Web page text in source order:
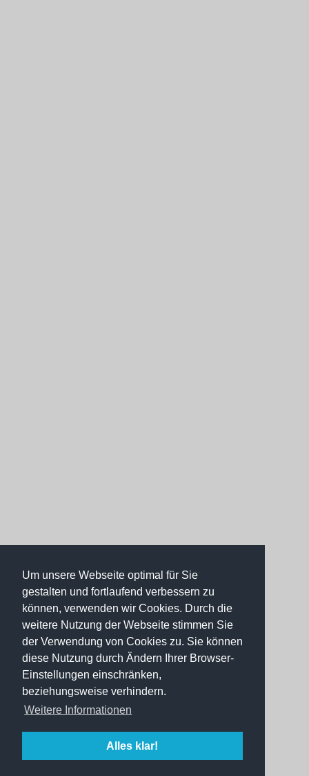
Um unsere Webseite optimal für Sie
gestalten und fortlaufend verbessern zu
können, verwenden wir Cookies. Durch die
weitere Nutzung der Webseite stimmen Sie
der Verwendung von Cookies zu. Sie können
diese Nutzung durch Ändern Ihrer Browser-
Einstellungen einschränken,
beziehungsweise verhindern.
Weitere Informationen
Alles klar!